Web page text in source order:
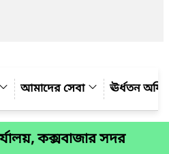
আমাদের সেবা ঊর্ধতন
কক্সবাজার সদর